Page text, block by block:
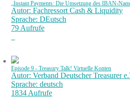
„Instant Payments: Die Umsetzung des IBAN-
Autor: Fachressort Cash & Liquidity
Sprache: DEutsch
79 Aufrufe
Episode 9 - Treasury Talk! Virtuelle Konten
Autor: Verband Deutscher Treasurer
Sprache: deutsch
1834 Aufrufe